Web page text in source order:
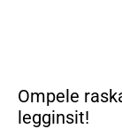
Ompele
legginsit!